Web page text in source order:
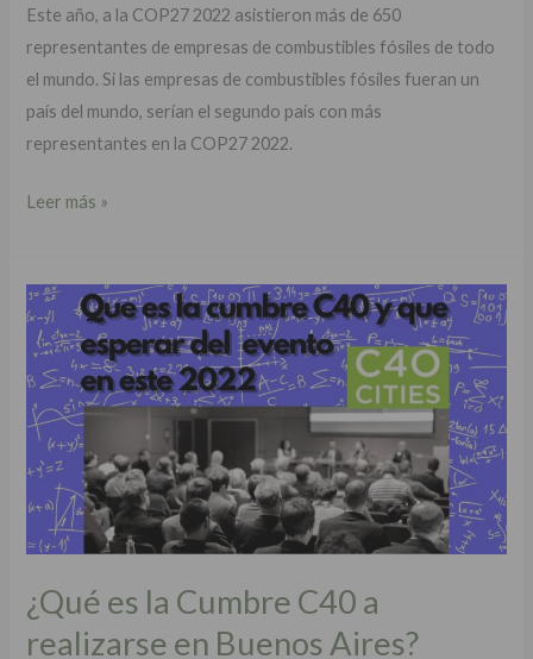
Este año, a la COP27 2022 asistieron más de 650
representantes de empresas de combustibles fósiles de todo
el mundo. Si las empresas de combustibles fósiles fueran un
país del mundo, serían el segundo país con más
representantes en la COP27 2022.
Leer más »
¿Qué es la Cumbre C40 a
realizarse en Buenos Aires?
¿Qué
es
la
Cumbre
C40
realizarse
Buenos
Aires?